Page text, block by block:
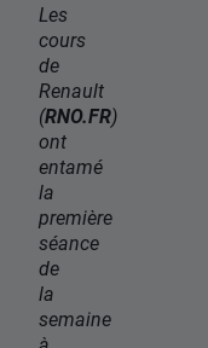
Les
cours
de
Renault
(RNO.FR)
ont
entamé
la
première
séance
de
la
semaine